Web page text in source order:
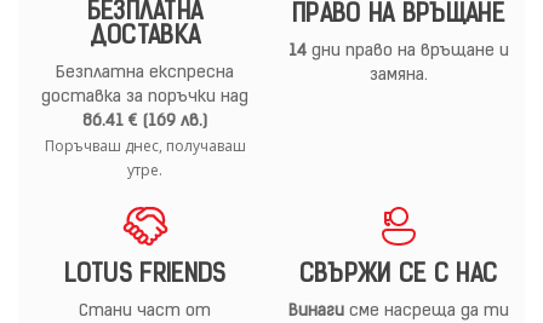
БЕЗПЛАТНА
ДОСТАВКА
Безплатна експресна
доставка за поръчки над
86.41 € (169 лв.)
Поръчваш днес, получаваш
утре.
ПРАВО НА ВРЪЩАНЕ
14дни право на връщане и
замяна.
LOTUS FRIENDS
Стани част от
СВЪРЖИ СЕ С НАС
Винагисме насреща да ти